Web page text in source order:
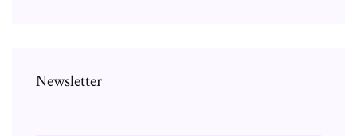
Newsletter